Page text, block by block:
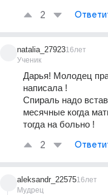
2
natalia_27923
Ученик
16лет
Дарья! Молодец
написала !
Спираль надо
месячные когда
тогда на больно !
2
aleksandr_22575
Мудрец
16лет